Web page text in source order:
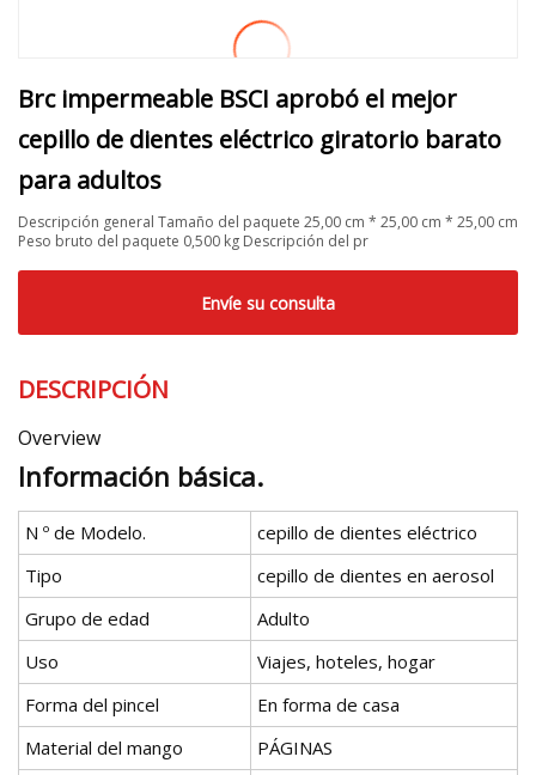
Brc impermeable BSCI aprobó el mejor
cepillo de dientes eléctrico giratorio barato
para adultos
Descripción general Tamaño del paquete 25,00 cm * 25,00 cm * 25,00 cm
Peso bruto del paquete 0,500 kg Descripción del pr
Envíe su consulta
DESCRIPCIÓN
Overview
Información básica.
N º de Modelo.
cepillo de dientes eléctrico
Tipo
cepillo de dientes en aerosol
Grupo de edad
Adulto
Uso
Viajes, hoteles, hogar
Forma del pincel
En forma de casa
Material del mango
PÁGINAS